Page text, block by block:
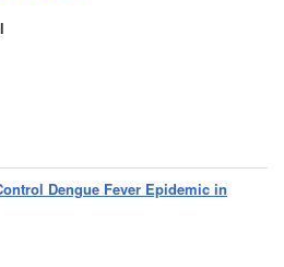
Dengue Fever Epidemic in